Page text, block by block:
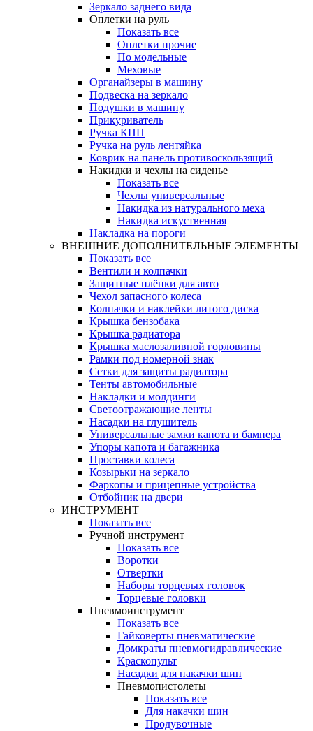
Зеркало заднего вида
Оплетки на руль
Показать все
Оплетки прочиe
По модельные
Меховые
Органайзеры в машину
Подвеска на зеркало
Подушки в машину
Прикуриватель
Ручка КПП
Ручка на руль лентяйка
Коврик на панель противоскользящий
Накидки и чехлы на сиденье
Показать все
Чехлы универсальные
Накидка из натурального меха
Накидка искуственная
Накладка на пороги
ВНЕШНИЕ ДОПОЛНИТЕЛЬНЫЕ ЭЛЕМЕНТЫ
Показать все
Вентили и колпачки
Защитные плёнки для авто
Чехол запасного колеса
Колпачки и наклейки литого диска
Крышка бензобака
Крышка радиатора
Крышка маслозаливной горловины
Рамки под номерной знак
Сетки для защиты радиатора
Тенты автомобильные
Накладки и молдинги
Светоотражающие ленты
Насадки на глушитель
Универсальные замки капота и бампера
Упоры капота и багажника
Проставки колеса
Козырьки на зеркало
Фаркопы и прицепные устройства
Отбойник на двери
ИНСТРУМЕНТ
Показать все
Ручной инструмент
Показать все
Воротки
Отвертки
Наборы торцевых головок
Торцевые головки
Пневмоинструмент
Показать все
Гайковерты пневматические
Домкраты пневмогидравлические
Краскопульт
Насадки для накачки шин
Пневмопистолеты
Показать все
Для накачки шин
Продувочные